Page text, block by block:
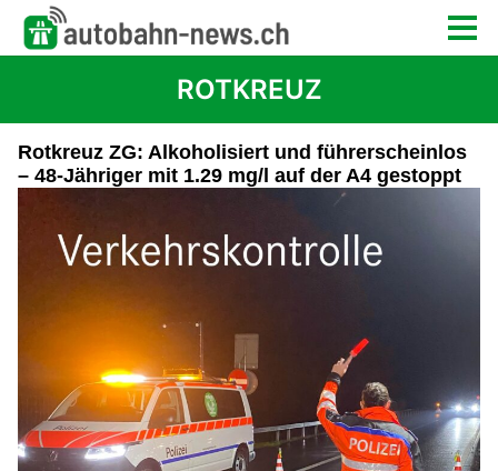
ROTKREUZ
Rotkreuz ZG: Alkoholisiert und führerscheinlos
– 48-Jähriger mit 1.29 mg/l auf der A4 gestoppt